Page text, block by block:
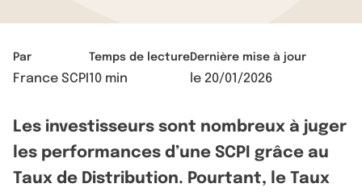
Par
France SCPI
Temps de lecture
10 min
Dernière mise à jour
le 20/01/2026
Les investisseurs sont nombreux à juger
les performances d’une SCPI grâce au
Taux de Distribution. Pourtant, le Taux